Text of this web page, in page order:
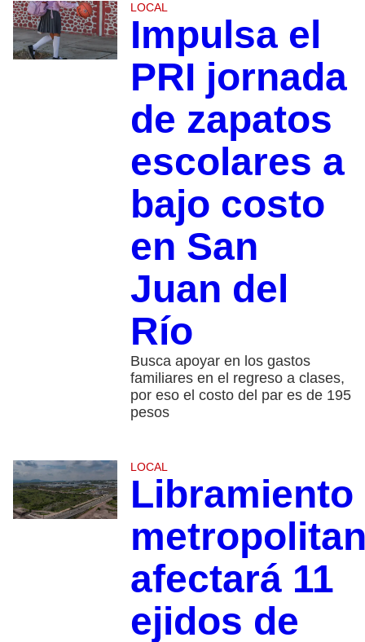
LOCAL
Impulsa el
PRI jornada
de zapatos
escolares a
bajo costo
en San
Juan del
Río
Busca apoyar en los gastos
familiares en el regreso a clases,
por eso el costo del par es de 195
pesos
LOCAL
Libramiento
afectará 11
ejidos de